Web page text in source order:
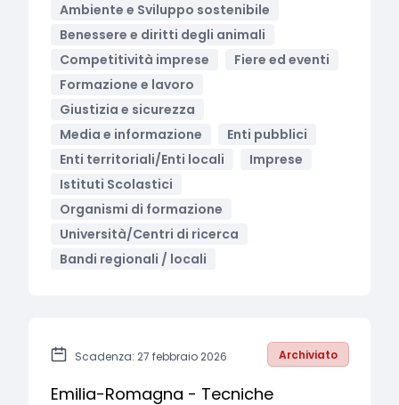
Ambiente e Sviluppo sostenibile
Benessere e diritti degli animali
Competitività imprese
Fiere ed eventi
Formazione e lavoro
Giustizia e sicurezza
Media e informazione
Enti pubblici
Enti territoriali/Enti locali
Imprese
Istituti Scolastici
Organismi di formazione
Università/Centri di ricerca
Bandi regionali / locali
Scadenza: 27 febbraio 2026 Archiviato
Emilia-Romagna - Tecniche